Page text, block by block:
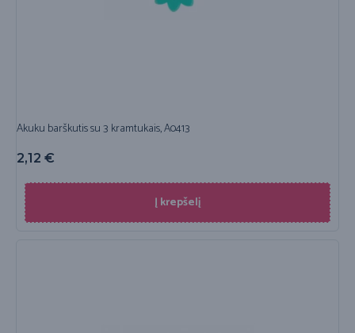
Akuku barškutis su 3 kramtukais, A0413
2,12 €
Į krepšelį